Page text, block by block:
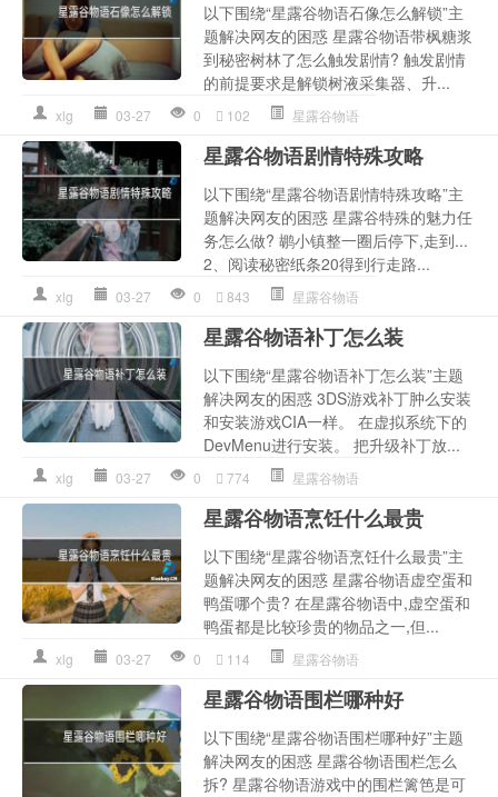
以下围绕“星露谷物语石像怎么解锁”主
题解决网友的困惑 星露谷物语带枫糖浆
到秘密树林了怎么触发剧情? 触发剧情
的前提要求是解锁树液采集器、升...
xlg 03-27 0 102 星露谷物语
星露谷物语剧情特殊攻略
以下围绕“星露谷物语剧情特殊攻略”主
题解决网友的困惑 星露谷特殊的魅力任
务怎么做? 鹕小镇整一圈后停下,走到...
2、阅读秘密纸条20得到行走路...
xlg 03-27 0 843 星露谷物语
星露谷物语补丁怎么装
以下围绕“星露谷物语补丁怎么装”主题
解决网友的困惑 3DS游戏补丁肿么安装
和安装游戏CIA一样。 在虚拟系统下的
DevMenu进行安装。 把升级补丁放...
xlg 03-27 0 774 星露谷物语
星露谷物语烹饪什么最贵
以下围绕“星露谷物语烹饪什么最贵”主
题解决网友的困惑 星露谷物语虚空蛋和
鸭蛋哪个贵? 在星露谷物语中,虚空蛋和
鸭蛋都是比较珍贵的物品之一,但...
xlg 03-27 0 114 星露谷物语
星露谷物语围栏哪种好
以下围绕“星露谷物语围栏哪种好”主题
解决网友的困惑 星露谷物语围栏怎么
拆? 星露谷物语游戏中的围栏篱笆是可